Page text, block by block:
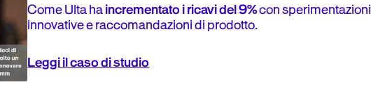
Come Ulta haincrementato i ricavi del 9%con sperimentazioni
innovative e raccomandazioni di prodotto.
Leggi il caso di studio